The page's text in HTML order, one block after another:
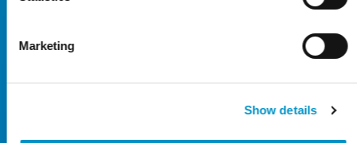
Marketing
Show details